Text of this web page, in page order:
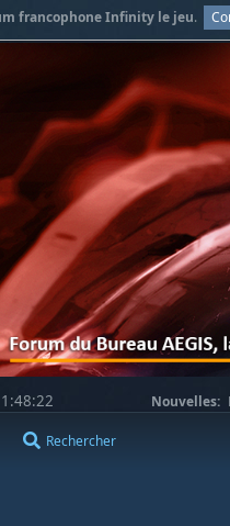
francophone Infinity le jeu.
Nouvelles:
Rechercher